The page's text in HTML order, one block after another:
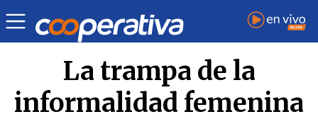
Opinión | Verónica Pizarro Torres
La trampa de la
informalidad femenina